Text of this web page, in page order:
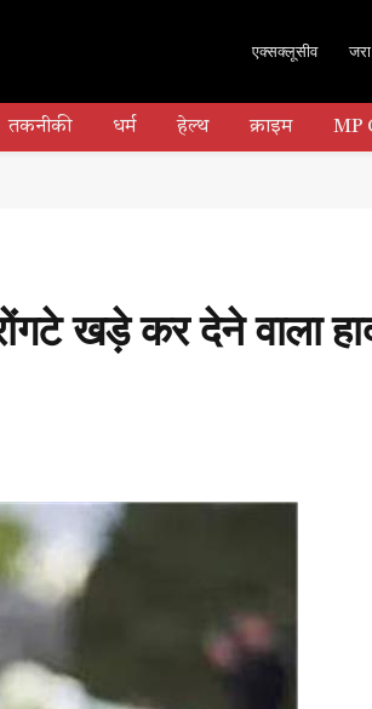
एक्सक्लूसीव
तकनीकी धर्म हेल्थ क्राइम MP
खड़े कर देने वाला